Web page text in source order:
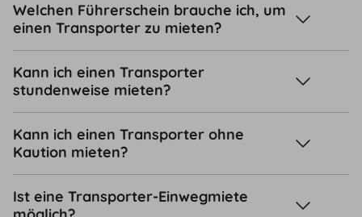
Welchen Führerschein brauche ich, um
einen Transporter zu mieten?
Kann ich einen Transporter
stundenweise mieten?
Kann ich einen Transporter ohne
Kaution mieten?
Ist eine Transporter-Einwegmiete